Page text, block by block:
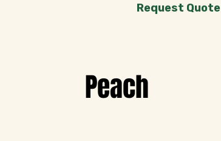
Peach
Request Quote